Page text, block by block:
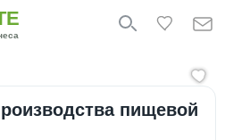
пищевой